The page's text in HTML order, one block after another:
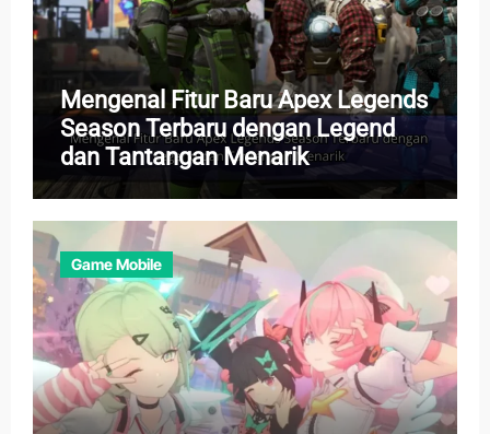
Mengenal Fitur Baru Apex Legends
Season Terbaru dengan Legend
dan Tantangan Menarik
Game Mobile